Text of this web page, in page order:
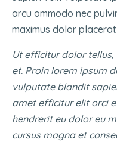
arcu ommodo nec
maximus dolor
Ut efficitur dolor
et. Proin lorem ipsum
vulputate blandit
amet efficitur elit orci
hendrerit eu dolor eu
cursus magna et